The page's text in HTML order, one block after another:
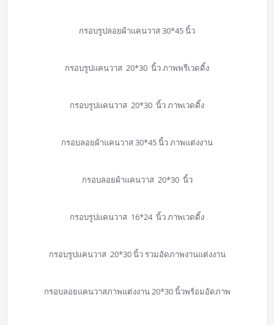
กรอบรูปลอยผ้าแคนวาส 30*45 นิ้ว
กรอบรูปแคนวาส 20*30 นิ้ว ภาพพรีเวดดิ้ง
กรอบรูปแคนวาส 20*30 นิ้ว ภาพเวดดิ้ง
กรอบลอยผ้าแคนวาส 30*45 นิ้ว ภาพแต่งงาน
กรอบลอยผ้าแคนวาส 20*30 นิ้ว
กรอบรูปแคนวาส 16*24 นิ้ว ภาพเวดดิ้ง
กรอบรูปแคนวาส 20*30 นิ้ว รวมอัดภาพงานแต่งงาน
กรอบลอยแคนวาสภาพแต่งงาน 20*30 นิ้วพร้อมอัดภาพ